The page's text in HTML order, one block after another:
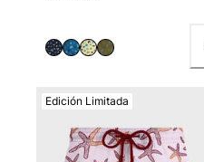
Edición Limitada